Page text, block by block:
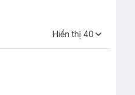
Hiển thị 40